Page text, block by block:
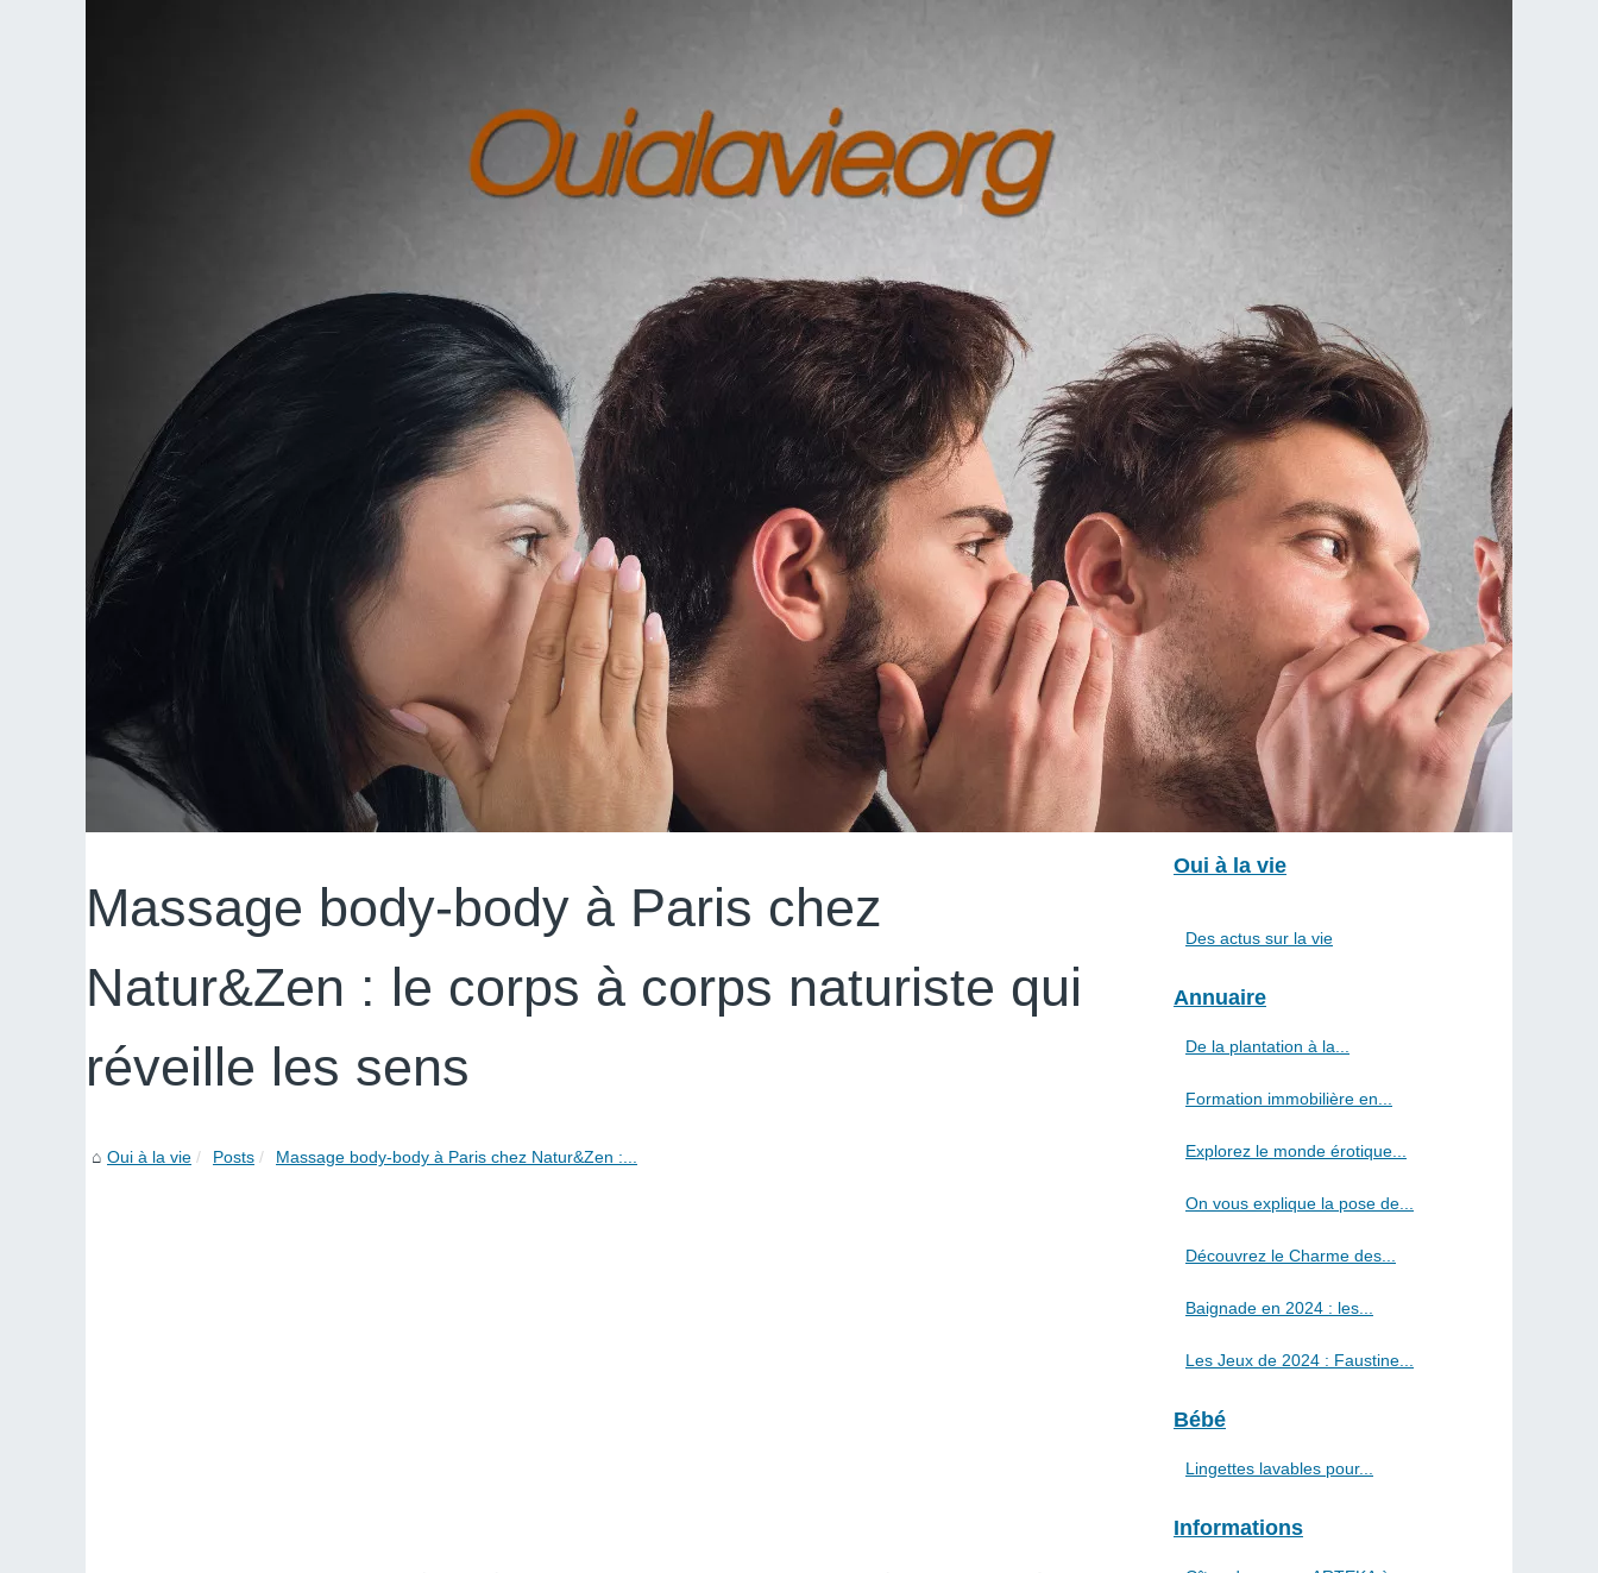
Massage body-body à Paris chez
Natur&Zen : le corps à corps naturiste qui
réveille les sens
Oui à la vie Posts Massage body-body à Paris chez Natur&Zen :...
Oui à la vie
Des actus sur la vie
Annuaire
De la plantation à la...
Formation immobilière en...
Explorez le monde érotique...
On vous explique la pose de...
Découvrez le Charme des...
Baignade en 2024 : les...
Les Jeux de 2024 : Faustine...
Bébé
Lingettes lavables pour...
Informations